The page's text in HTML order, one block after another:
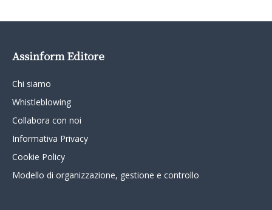
Assinform Editore
Chi siamo
Whistleblowing
Collabora con noi
Informativa Privacy
Cookie Policy
Modello di organizzazione, gestione e controllo